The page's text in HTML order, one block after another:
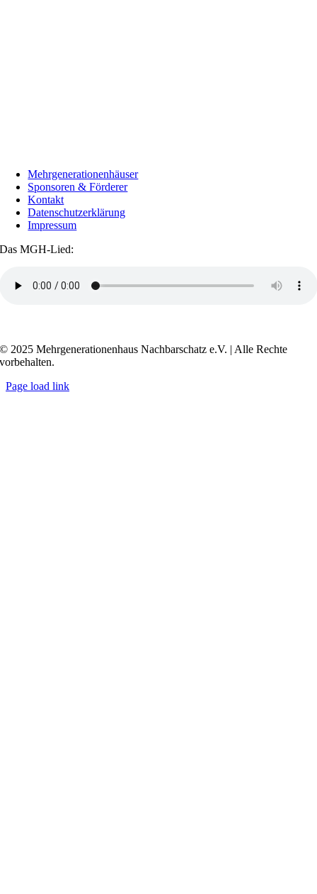
Mehrgenerationenhäuser
Sponsoren & Förderer
Kontakt
Datenschutzerklärung
Impressum
Das MGH-Lied:
© 2025 Mehrgenerationenhaus Nachbarschatz e.V. | Alle Rechte
vorbehalten.
Page load link